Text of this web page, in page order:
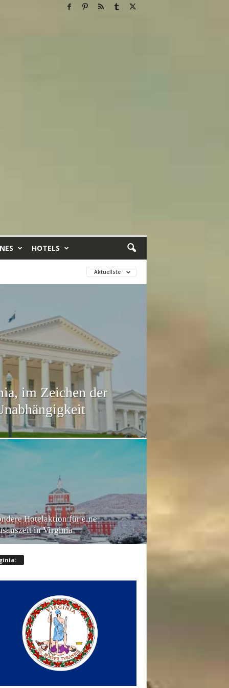
HOTELS
Aktuellste
im Zeichen der
Hotelaktion für eine
in Virginia